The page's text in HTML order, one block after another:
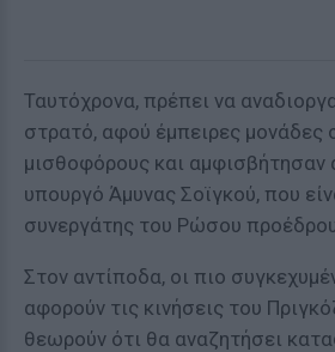
Ταυτόχρονα, πρέπει να
στρατό, αφού έμπειρες μονάδες
μισθοφόρους και αμφισβήτησαν
υπουργό Άμυνας Σοϊγκού, που
συνεργάτης του Ρώσου
Στον αντίποδα, οι πιο
αφορούν τις κινήσεις του
θεωρούν ότι θα αναζητήσει